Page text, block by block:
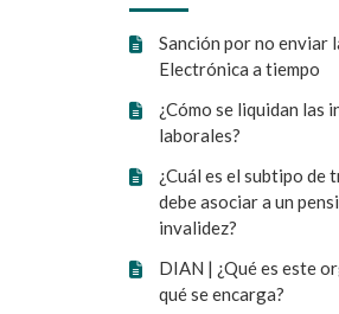
Sanción por no enviar
Electrónica a tiempo
¿Cómo se liquidan las
laborales?
¿Cuál es el subtipo de
debe asociar a un
invalidez?
DIAN | ¿Qué es este
qué se encarga?